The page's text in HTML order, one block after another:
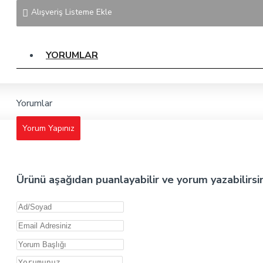
Alışveriş Listeme Ekle
YORUMLAR
Yorumlar
Yorum Yapınız
Ürünü aşağıdan puanlayabilir ve yorum